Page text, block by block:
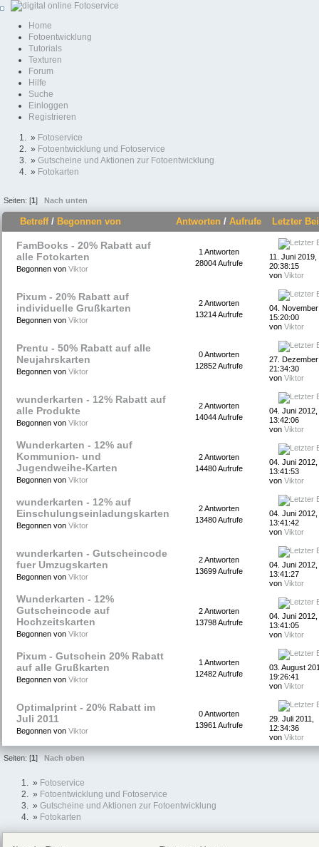
Home
Fotoentwicklung
Tutorials
Texturen
Forum
Hilfe
Suche
Einloggen
Registrieren
» Fotoservice
» Fotoentwicklung und Fotoservice
» Gutscheine und Aktionen zur Fotoentwicklung
» Fotokarten
Seiten: [1] Nach unten
Betreff/ Begonnen von Antworten / Aufrufe Letzter
FamBooks - 20% Rabatt auf
alle Fotokarten
Begonnen von Viktor
1 Antworten
28004 Aufrufe
11. Juni 2019,
20:38:15
von Viktor
Pixum - 20% Rabatt auf
individuelle Grußkarten
Begonnen von Viktor
2 Antworten
13214 Aufrufe
04.
15:20:00
von Viktor
Prentu - 50% Rabatt auf alle
Neujahrskarten
Begonnen von Viktor
0 Antworten
12852 Aufrufe
27.
21:34:30
von Viktor
wunderkarten - 12% Rabatt auf
alle Produkte
Begonnen von Viktor
2 Antworten
14044 Aufrufe
04. Juni 2012,
13:42:06
von Viktor
Wunderkarten - 12% auf
Kommunion- und
Jugendweihe-Karten
Begonnen von Viktor
2 Antworten
14480 Aufrufe
04. Juni 2012,
13:41:53
von Viktor
wunderkarten - 12% auf
Einschulungseinladungskarten
Begonnen von Viktor
2 Antworten
13480 Aufrufe
04. Juni 2012,
13:41:42
von Viktor
wunderkarten - Gutscheincode
fuer Umzugskarten
Begonnen von Viktor
2 Antworten
13699 Aufrufe
04. Juni 2012,
13:41:27
von Viktor
Wunderkarten - 12%
Gutscheincode auf
Hochzeitskarten
Begonnen von Viktor
2 Antworten
13798 Aufrufe
04. Juni 2012,
13:41:05
von Viktor
Pixum - Gutschein 20% Rabatt
auf alle Grußkarten
Begonnen von Viktor
1 Antworten
12482 Aufrufe
03. August
19:26:41
von Viktor
Optimalprint - 20% Rabatt im
Juli 2011
Begonnen von Viktor
0 Antworten
13961 Aufrufe
29. Juli 2011,
12:34:36
von Viktor
Seiten: [1] Nach oben
» Fotoservice
» Fotoentwicklung und Fotoservice
» Gutscheine und Aktionen zur Fotoentwicklung
» Fotokarten